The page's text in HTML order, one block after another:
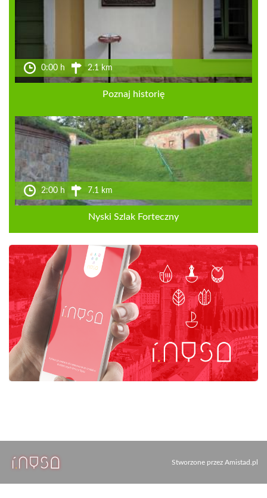
0:00 h 2.1 km
Poznaj historię
2:00 h 7.1 km
Nyski Szlak Forteczny
Stworzone przez Amistad.pl